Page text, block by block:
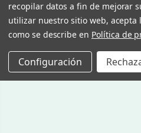
recopilar datos a fin de mejorar
utilizar nuestro sitio web, acepta
como se describe en Política de
Configuración